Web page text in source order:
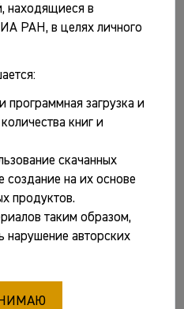
Европа в римское
конференции
и Восточной Европы:
панорама» (14-21 мая
Румянцева, С.
Воеводины, 2022.
383-1
Топычканов А.В.
комплексное
исследование / Ин-т
Индрик, 2022, 376 с., ил.
Кудласевич,
находящиеся в
РАН, в целях личного
программная загрузка и
книг и
скачанных
создание на их основе
продуктов.
таким образом,
нарушение авторских